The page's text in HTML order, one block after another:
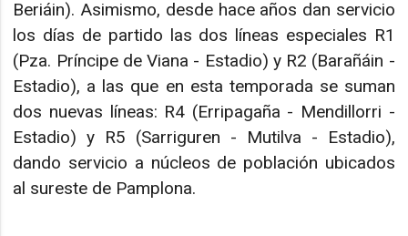
Beriáin). Asimismo, desde hace años dan servicio
los días de partido las dos líneas especiales R1
(Pza. Príncipe de Viana - Estadio) y R2 (Barañáin -
Estadio), a las que en esta temporada se suman
dos nuevas líneas: R4 (Erripagaña - Mendillorri -
Estadio) y R5 (Sarriguren - Mutilva - Estadio),
dando servicio a núcleos de población ubicados
al sureste de Pamplona.